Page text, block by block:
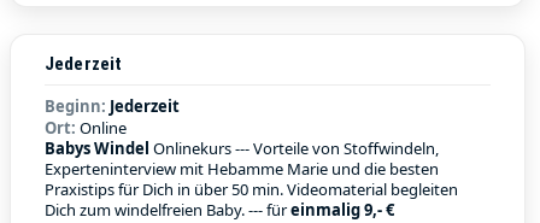
Jederzeit
Beginn: Jederzeit
Ort: Online
Babys Windel Onlinekurs --- Vorteile von Stoffwindeln,
Experteninterview mit Hebamme Marie und die besten
Praxistips für Dich in über 50 min. Videomaterial begleiten
Dich zum windelfreien Baby. --- füreinmalig 9,- €